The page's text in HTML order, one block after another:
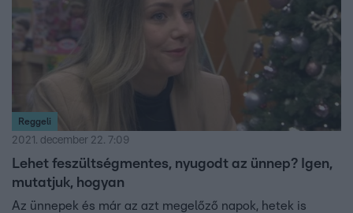
Reggeli
2021. december 22. 7:09
Lehet feszültségmentes, nyugodt az ünnep? Igen,
mutatjuk, hogyan
Az ünnepek és már az azt megelőző napok, hetek is